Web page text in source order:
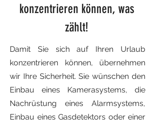
konzentrieren können, was
zählt!
Damit Sie sich auf Ihren Urlaub
konzentrieren können, übernehmen
wir Ihre Sicherheit.Sie wünschen den
Einbau eines Kamerasystems, die
Nachrüstung eines Alarmsystems,
Einbau eines Gasdetektors oder einer